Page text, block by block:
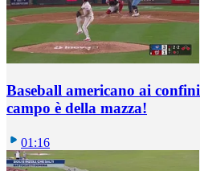
Baseball americano ai
campo è della mazza!
01:16